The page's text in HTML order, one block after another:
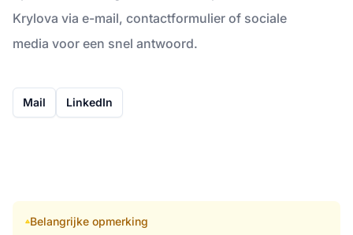
Krylova via e-mail, contactformulier of sociale
media voor een snel antwoord.
Mail LinkedIn
Belangrijke opmerking